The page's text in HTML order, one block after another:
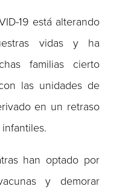
19 está alterando
vidas y ha
familias cierto
las unidades de
en un retraso
han optado por
y demorar